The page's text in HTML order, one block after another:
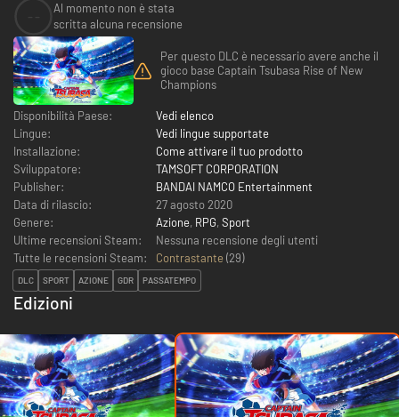
Al momento non è stata
scritta alcuna recensione
Per questo DLC è necessario avere anche il
gioco base Captain Tsubasa Rise of New
Champions
Disponibilità Paese:
Vedi elenco
Lingue:
Vedi lingue supportate
Installazione:
Come attivare il tuo prodotto
Sviluppatore:
TAMSOFT CORPORATION
Publisher:
BANDAI NAMCO Entertainment
Data di rilascio:
27 agosto 2020
Genere:
Azione, RPG, Sport
Ultime recensioni Steam:
Nessuna recensione degli utenti
Tutte le recensioni Steam:
Contrastante (29)
DLC SPORT AZIONE GDR PASSATEMPO
Edizioni